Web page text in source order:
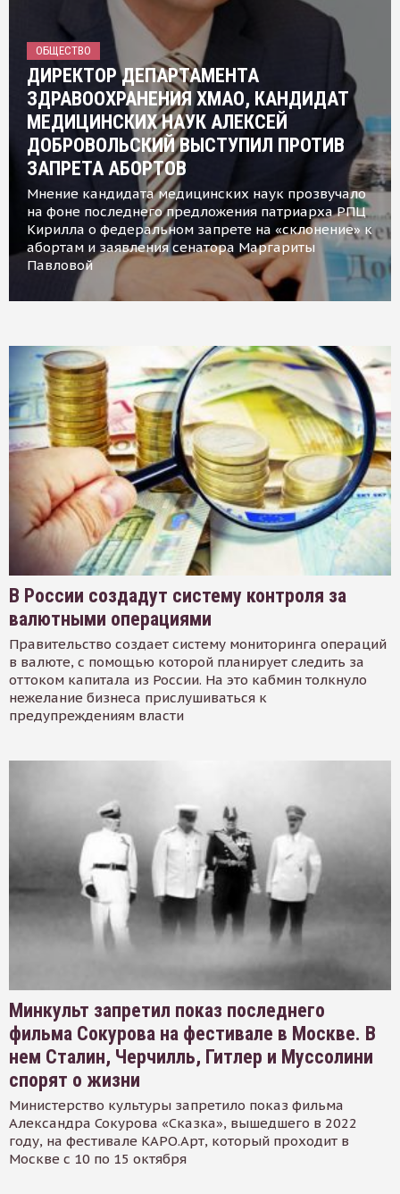
ОБЩЕСТВО
ДИРЕКТОР ДЕПАРТАМЕНТА
ЗДРАВООХРАНЕНИЯ ХМАО, КАНДИДАТ
МЕДИЦИНСКИХ НАУК АЛЕКСЕЙ
ДОБРОВОЛЬСКИЙ ВЫСТУПИЛ ПРОТИВ
ЗАПРЕТА АБОРТОВ
Мнение кандидата медицинских наук прозвучало
на фоне последнего предложения патриарха РПЦ
Кирилла о федеральном запрете на «склонение» к
абортам и заявления сенатора Маргариты
Павловой
В России создадут систему контроля за
валютными операциями
Правительство создает систему мониторинга операций
в валюте, с помощью которой планирует следить за
оттоком капитала из России. На это кабмин толкнуло
нежелание бизнеса прислушиваться к
предупреждениям власти
Минкульт запретил показ последнего
фильма Сокурова на фестивале в Москве. В
нем Сталин, Черчилль, Гитлер и Муссолини
спорят о жизни
Министерство культуры запретило показ фильма
Александра Сокурова «Сказка», вышедшего в 2022
году, на фестивале КАРО.Арт, который проходит в
Москве с 10 по 15 октября